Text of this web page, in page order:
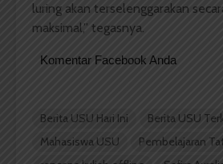
luring akan terselenggarakan
maksimal,” tegasnya.
Komentar Facebook Anda
Berita USU Hari Ini Berita USU
Mahasiswa USU
Pembelajaran